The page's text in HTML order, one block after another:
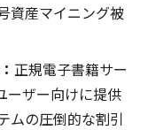
資産マイニング被
正規電子書籍サー
ーザー向けに提供
ムの圧倒的な割引